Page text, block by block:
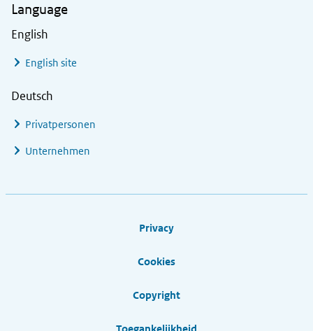
Language
English
English site
Deutsch
Privatpersonen
Unternehmen
Privacy
Cookies
Copyright